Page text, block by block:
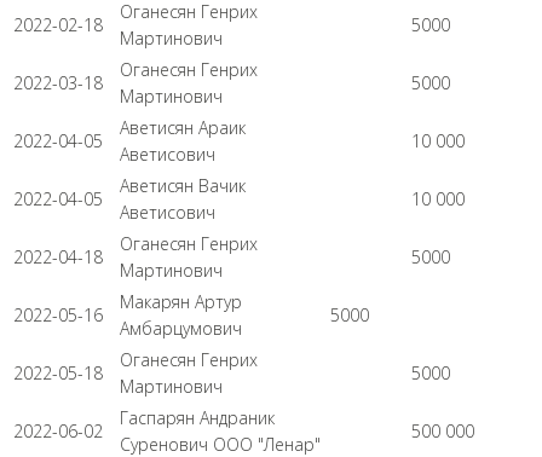
2022-02-18
Оганесян Генрих
Мартинович
5000
2022-03-18
Оганесян Генрих
Мартинович
5000
2022-04-05
Аветисян Араик
Аветисович
10 000
2022-04-05
Аветисян Вачик
Аветисович
10 000
2022-04-18
Оганесян Генрих
Мартинович
5000
2022-05-16
Макарян Артур
Амбарцумович
5000
2022-05-18
Оганесян Генрих
Мартинович
5000
2022-06-02
Гаспарян Андраник
Суренович ООО "Ленар"
500 000